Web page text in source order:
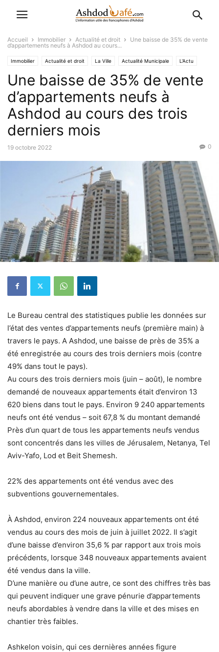
Accueil Immobilier Actualité et droit
Une baisse de 35% de vente
d’appartements neufs à Ashdod au cours...
Immobilier Actualité et droit La Ville Actualité Municipale L'Actu
Economique-Juridique-Fiscal
Une baisse de 35% de vente
d’appartements neufs à
Ashdod au cours des trois
derniers mois
19 octobre 2022 0
Le Bureau central des statistiques publie les données sur
l’état des ventes d’appartements neufs (première main) à
travers le pays. A Ashdod, une baisse de près de 35% a
été enregistrée au cours des trois derniers mois (contre
49% dans tout le pays).
Au cours des trois derniers mois (juin – août), le nombre
demandé de nouveaux appartements était d’environ 13
620 biens dans tout le pays. Environ 9 240 appartements
neufs ont été vendus – soit 67,8 % du montant demandé
Près d’un quart de tous les appartements neufs vendus
sont concentrés dans les villes de Jérusalem, Netanya, Tel
Aviv-Yafo, Lod et Beit Shemesh.
22% des appartements ont été vendus avec des
subventions gouvernementales.
À Ashdod, environ 224 nouveaux appartements ont été
vendus au cours des mois de juin à juillet 2022. Il s’agit
d’une baisse d’environ 35,6 % par rapport aux trois mois
précédents, lorsque 348 nouveaux appartements avaient
été vendus dans la ville.
D’une manière ou d’une autre, ce sont des chiffres très bas
qui peuvent indiquer une grave pénurie d’appartements
neufs abordables à vendre dans la ville et des mises en
chantier très faibles.
Ashkelon voisin, qui ces dernières années figure